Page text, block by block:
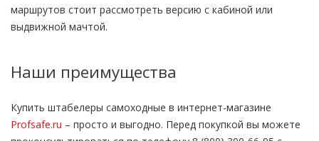
маршрутов стоит рассмотреть версию с кабиной или
выдвижной мачтой.
Наши преимущества
Купить штабелеры самоходные в интернет-магазине
Profsafe.ru – просто и выгодно. Перед покупкой вы можете